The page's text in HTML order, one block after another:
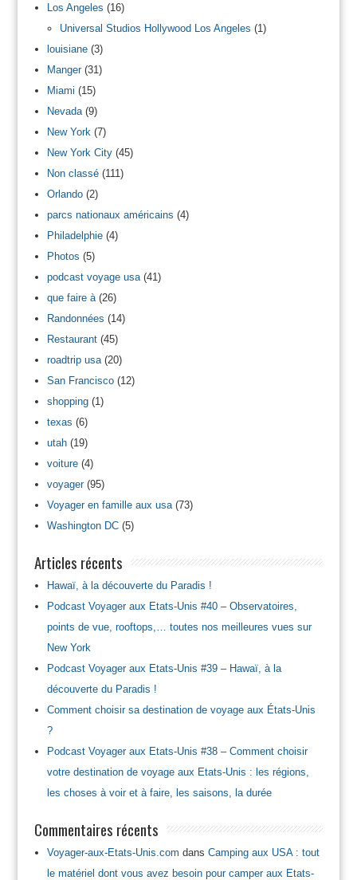
Los Angeles (16)
Universal Studios Hollywood Los Angeles (1)
louisiane(3)
Manger(31)
Miami (15)
Nevada(9)
New York (7)
New York City(45)
Non classé(111)
Orlando(2)
parcs nationaux américains (4)
Philadelphie(4)
Photos (5)
podcast voyage usa(41)
que faire à(26)
Randonnées (14)
Restaurant(45)
roadtrip usa(20)
San Francisco(12)
shopping(1)
texas (6)
utah(19)
voiture(4)
voyager(95)
Voyager en famille aux usa(73)
Washington DC(5)
Articles récents
Hawaï, à la découverte du Paradis !
Podcast Voyager aux Etats-Unis #40 – Observatoires,
points de vue, rooftops,… toutes nos meilleures vues sur
New York
Podcast Voyager aux Etats-Unis #39 – Hawaï, à la
découverte du Paradis !
Comment choisir sa destination de voyage aux États-Unis
?
Podcast Voyager aux Etats-Unis #38 – Comment choisir
votre destination de voyage aux Etats-Unis : les régions,
les choses à voir et à faire, les saisons, la durée
Commentaires récents
Voyager-aux-Etats-Unis.com dans Camping aux USA : tout
le matériel dont vous avez besoin pour camper aux Etats-